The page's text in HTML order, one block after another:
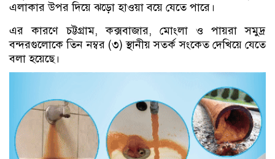
এলাকার উপর দিয়ে ঝড়ো হাওয়া বয়ে যেতে পারে।
এর কারণে চট্টগ্রাম, কক্সবাজার, মোংলা ও পায়রা সমুদ্র
বন্দরগুলোকে তিন নম্বর (৩) স্থানীয় সতর্ক সংকেত দেখিয়ে যেতে
বলা হয়েছে।